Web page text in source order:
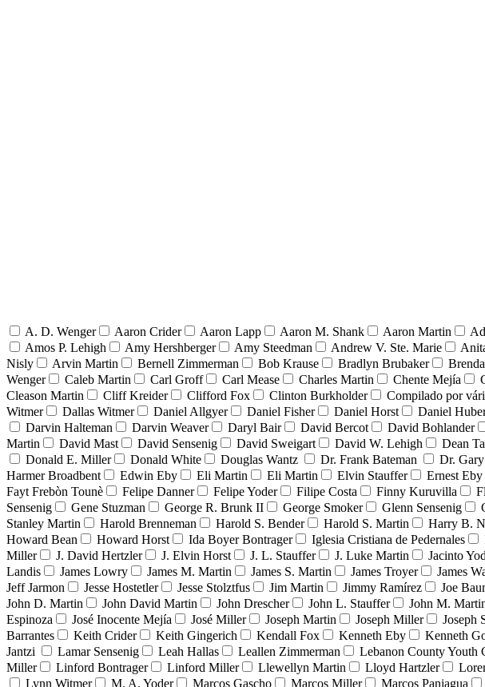
A. D. Wenger Aaron Crider Aaron Lapp Aaron M. Shank Aaron Martin
Amos P. Lehigh
Amy Hershberger Amy Steedman Andrew V. Ste. Marie
Nisly
Arvin Martin Bernell Zimmerman Bob Krause Bradlyn Brubaker
Wenger
Caleb Martin Carl Groff Carl Mease Charles Martin Chente Mejía
Cleason Martin
Cliff Kreider Clifford Fox Clinton Burkholder Compilado por
Witmer
Dallas Witmer Daniel Allgyer Daniel Fisher Daniel Horst Daniel
Darvin Halteman
Darvin Weaver Daryl Bair David Bercot David Bohlander
Martin
David Mast David Sensenig David Sweigart David W. Lehigh Dean
Donald E. Miller
Donald White Douglas Wantz Dr. Frank Bateman Dr. Gary
Harmer Broadbent
Edwin Eby Eli Martin Eli Martin Elvin Stauffer Ernest Eby
Fayt Frebòn Tounè
Felipe Danner Felipe Yoder Filipe Costa Finny Kuruvilla
Sensenig
Gene Stuzman George R. Brunk II George Smoker Glenn Sensenig
Stanley Martin
Harold Brenneman Harold S. Bender Harold S. Martin Harry B.
Howard Bean
Howard Horst Ida Boyer Bontrager Iglesia Cristiana de Pedernales
Miller
J. David Hertzler J. Elvin Horst J. L. Stauffer J. Luke Martin Jacinto
Landis
James Lowry James M. Martin James S. Martin James Troyer James
Jeff Jarmon
Jesse Hostetler Jesse Stolztfus Jim Martin Jimmy Ramírez Joe
John D. Martin
John David Martin John Drescher John L. Stauffer John M.
Espinoza
José Inocente Mejía José Miller Joseph Martin Joseph Miller Joseph
Barrantes
Keith Crider Keith Gingerich Kendall Fox Kenneth Eby Kenneth
Jantzi
Lamar Sensenig Leah Hallas Leallen Zimmerman Lebanon County Youth
Miller
Linford Bontrager Linford Miller Llewellyn Martin Lloyd Hartzler
Lynn Witmer
M. A. Yoder Marcos Gascho Marcos Miller Marcos Paniagua